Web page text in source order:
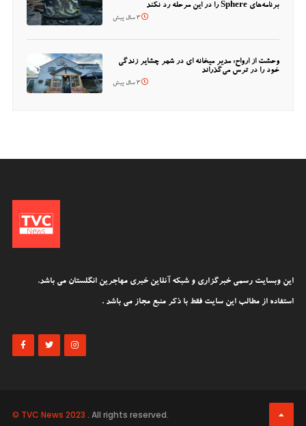
برنامه‌های Sphere را در این مرحله رد نکند
3 سال پیش
وحشت از ارواح: مدیر میخانه ای در شهر چشایر زندگی
خود را در ترس می‌گذراند
3 سال پیش
این وبسایت رسمی خبرگزاری و شبکه آنلاین خبری مهاجرین انگلستان می باشد.
استفاده از مطالب این سایت فقط با ذکر منبع مجاز می باشد .
© TVC News 2023 . All rights reserved.